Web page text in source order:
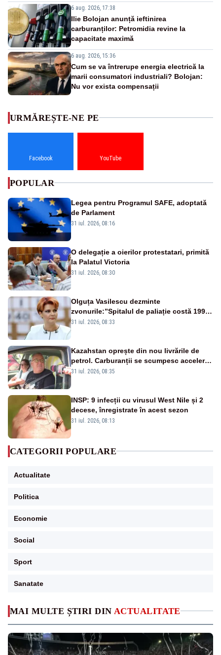
6 aug. 2026, 17:38
Ilie Bolojan anunță ieftinirea
carburanților: Petromidia revine la
capacitate maximă
6 aug. 2026, 15:36
Cum se va întrerupe energia electrică la
marii consumatori industriali? Bolojan:
Nu vor exista compensații
MAI MULTE ȘTIRI DIN ACTUALITATE
URMĂREȘTE-NE PE
Facebook YouTube
POPULAR
Legea pentru Programul SAFE, adoptată
de Parlament
31 iul. 2026, 08:16
O delegație a oierilor protestatari, primită
la Palatul Victoria
31 iul. 2026, 08:30
Olguța Vasilescu dezminte
zvonurile:”Spitalul de paliație costă 199
de milioane de euro, nu 500 de milioane”
31 iul. 2026, 08:33
Kazahstan oprește din nou livrările de
petrol. Carburanții se scumpesc accelerat,
iar românii plătesc nota de plată
31 iul. 2026, 08:35
INSP: 9 infecții cu virusul West Nile și 2
decese, înregistrate în acest sezon
31 iul. 2026, 08:13
CATEGORII POPULARE
Actualitate
Politica
Economie
Social
Sport
Sanatate